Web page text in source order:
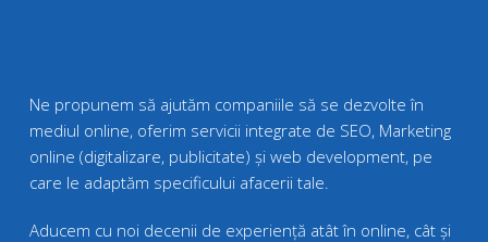
Ne propunem să ajutăm companiile să se dezvolte în
mediul online, oferim servicii integrate de SEO, Marketing
online (digitalizare, publicitate) și web development, pe
care le adaptăm specificului afacerii tale.
Aducem cu noi decenii de experiență atât în online, cât și